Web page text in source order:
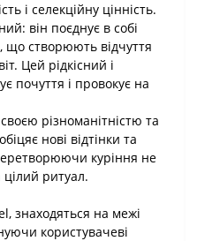
і селекційну цінність.
він поєднує в собі
що створюють відчуття
Цей рідкісний і
почуття і провокує на
різноманітністю та
нові відтінки та
куріння не
ритуал.
знаходяться на межі
користувачеві